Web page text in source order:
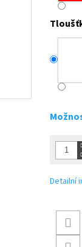
Detailní